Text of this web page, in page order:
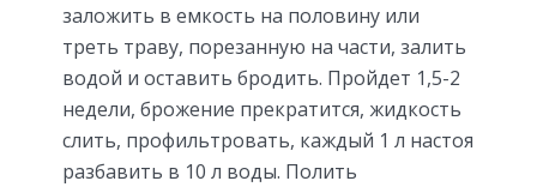
заложить в емкость на половину или
треть траву, порезанную на части, залить
водой и оставить бродить. Пройдет 1,5-2
недели, брожение прекратится, жидкость
слить, профильтровать, каждый 1 л настоя
разбавить в 10 л воды. Полить